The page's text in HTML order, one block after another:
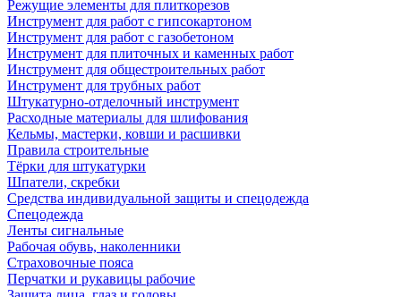
Режущие элементы для плиткорезов
Инструмент для работ с гипсокартоном
Инструмент для работ с газобетоном
Инструмент для плиточных и каменных работ
Инструмент для общестроительных работ
Инструмент для трубных работ
Штукатурно-отделочный инструмент
Расходные материалы для шлифования
Кельмы, мастерки, ковши и расшивки
Правила строительные
Тёрки для штукатурки
Шпатели, скребки
Средства индивидуальной защиты и спецодежда
Спецодежда
Ленты сигнальные
Рабочая обувь, наколенники
Страховочные пояса
Перчатки и рукавицы рабочие